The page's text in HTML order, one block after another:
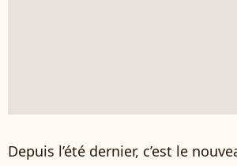
Depuis l’été dernier, c’est le